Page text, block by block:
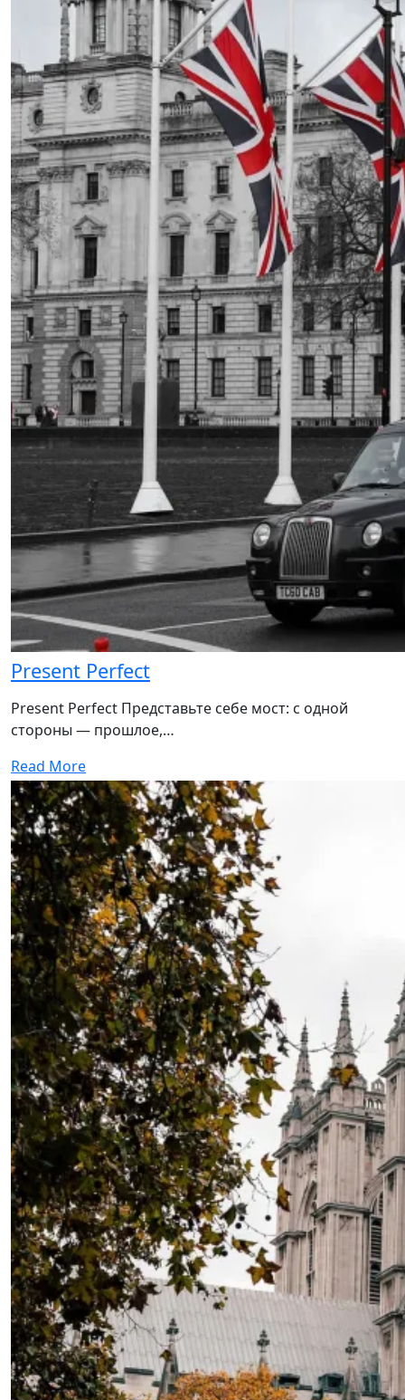
Present Perfect
Present Perfect Представьте себе мост: с одной
стороны — прошлое,…
Read More